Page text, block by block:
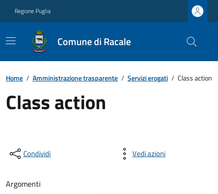
Regione Puglia
Comune di Racale
Home / Amministrazione trasparente / Servizi erogati / Class action
Class action
Condividi Vedi azioni
Argomenti